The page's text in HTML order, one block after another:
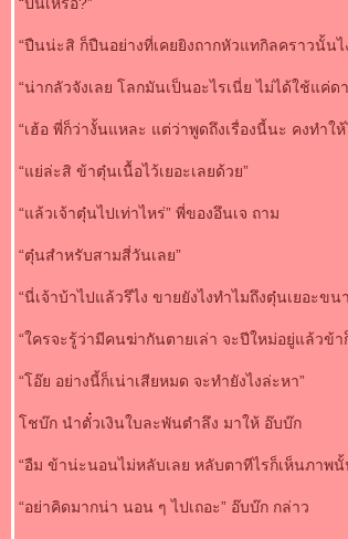
“ปืนน่ะสิ ก็ปืนอย่างที่เคยยิงถากหัวแทกิลคราวนั้นไ
“น่ากลัวจังเลย โลกมันเป็นอะไรเนี่ย ไม่ได้ใช้แค่
“เฮ้อ พี่ก็ว่างั้นแหละ แต่ว่าพูดถึงเรื่องนี้นะ คงทำใ
“แย่ล่ะสิ ข้าตุ๋นเนื้อไว้เยอะเลยด้วย”
“แล้วเจ้าตุ๋นไปเท่าไหร่” พี่ของอึนเจ ถาม
“ตุ๋นสำหรับสามสี่วันเลย”
“นี่เจ้าบ้าไปแล้วรึไง ขายยังไงทำไมถึงตุ๋นเยอะขน
“ใครจะรู้ว่ามีคนฆ่ากันตายเล่า จะปีใหม่อยู่แล้วข้า
“โอ๊ย อย่างนี้ก็เน่าเสียหมด จะทำยังไงล่ะหา”
ชบ๊ก นำตั๋วเงินใบละพันตำลึง มาให้ อ๊บบ๊ก
“อืม ข้าน่ะนอนไม่หลับเลย หลับตาทีไรก็เห็นภาพนั้
“อย่าคิดมากน่า นอน ๆ ไปเถอะ” อ๊บบ๊ก กล่าว